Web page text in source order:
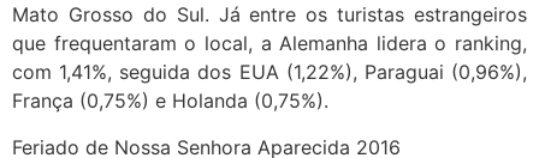
Mato Grosso do Sul. Já entre os turistas estrangeiros
que frequentaram o local, a Alemanha lidera o ranking,
com 1,41%, seguida dos EUA (1,22%), Paraguai (0,96%),
França (0,75%) e Holanda (0,75%).
Feriado de Nossa Senhora Aparecida 2016